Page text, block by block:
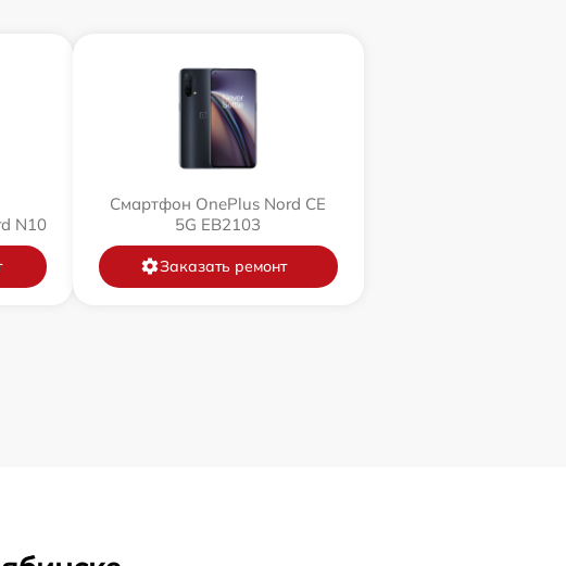
N10
Смартфон OnePlus Nord CE
5G EB2103
Заказать ремонт